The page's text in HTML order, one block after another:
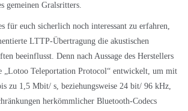
gemeinen Gralsritters.
für euch sicherlich noch interessant zu erfahren,
LTTP-Übertragung die akustischen
beeinflusst. Denn nach Aussage des Herstellers
„Lotoo Teleportation Protocol“ entwickelt, um mit
zu 1,5 Mbit/ s, beziehungsweise 24 bit/ 96 kHz,
herkömmlicher Bluetooth-Codecs